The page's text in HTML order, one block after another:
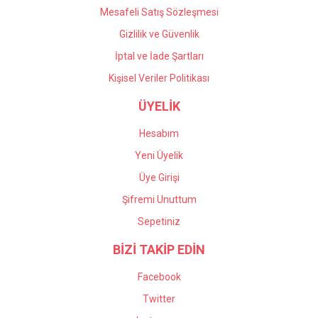
Mesafeli Satış Sözleşmesi
Gizlilik ve Güvenlik
İptal ve İade Şartları
Kişisel Veriler Politikası
ÜYELİK
Hesabım
Yeni Üyelik
Üye Girişi
Şifremi Unuttum
Sepetiniz
BİZİ TAKİP EDİN
Facebook
Twitter